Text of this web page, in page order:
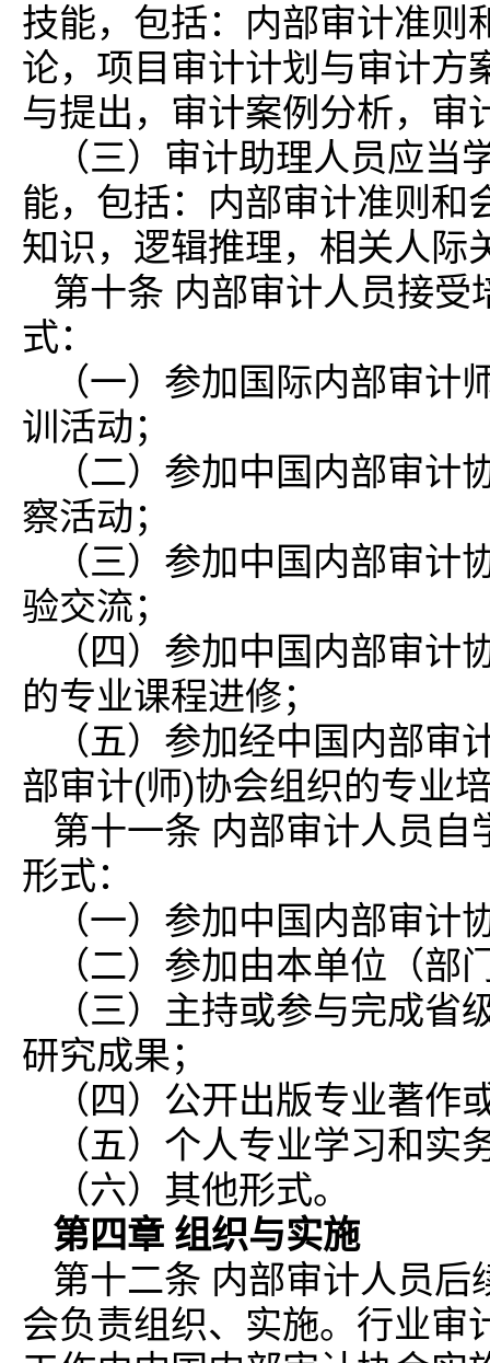
技能，包括：内部审计准则
论，项目审计计划与审计方
与提出，审计案例分析，审
（三）审计助理人员应
能，包括：内部审计准则和
知识，逻辑推理，相关人际
第十条 内部审计人员接
式：
（一）参加国际内部审
训活动；
（二）参加中国内部审
察活动；
（三）参加中国内部审
验交流；
（四）参加中国内部审
的专业课程进修；
（五）参加经中国内部
部审计(师)协会组织的专业
第十一条 内部审计人员
形式：
（一）参加中国内部审
（二）参加由本单位（
（三）主持或参与完成
研究成果；
（四）公开出版专业著作
（五）个人专业学习和实
（六）其他形式。
第四章 组织与实施
第十二条 内部审计人员后
会负责组织、实施。行业审